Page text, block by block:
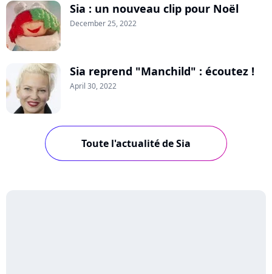
Sia : un nouveau clip pour Noël
December 25, 2022
Sia reprend "Manchild" : écoutez !
April 30, 2022
Toute l'actualité de Sia